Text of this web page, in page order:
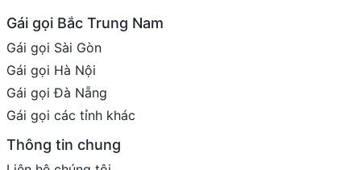
Gái gọi Bắc Trung Nam
Gái gọi Sài Gòn
Gái gọi Hà Nội
Gái gọi Đà Nẵng
Gái gọi các tỉnh khác
Thông tin chung